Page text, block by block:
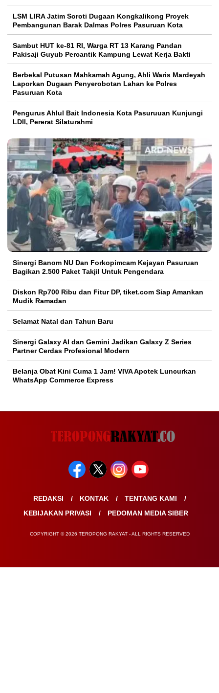
LSM LIRA Jatim Soroti Dugaan Kongkalikong Proyek
Pembangunan Barak Dalmas Polres Pasuruan Kota
Sambut HUT ke-81 RI, Warga RT 13 Karang Pandan
Pakisaji Guyub Percantik Kampung Lewat Kerja Bakti
Berbekal Putusan Mahkamah Agung, Ahli Waris Mardeyah
Laporkan Dugaan Penyerobotan Lahan ke Polres
Pasuruan Kota
Pengurus Ahlul Bait Indonesia Kota Pasuruuan Kunjungi
LDII, Pererat Silaturahmi
Sinergi Banom NU Dan Forkopimcam Kejayan Pasuruan
Bagikan 2.500 Paket Takjil Untuk Pengendara
Diskon Rp700 Ribu dan Fitur DP, tiket.com Siap Amankan
Mudik Ramadan
Selamat Natal dan Tahun Baru
Sinergi Galaxy AI dan Gemini Jadikan Galaxy Z Series
Partner Cerdas Profesional Modern
Belanja Obat Kini Cuma 1 Jam! VIVA Apotek Luncurkan
WhatsApp Commerce Express
REDAKSI KONTAK
TENTANG KAMI
KEBIJAKAN PRIVASI
PEDOMAN MEDIA SIBER
COPYRIGHT © 2026 TEROPONG RAKYAT - ALL RIGHTS RESERVED